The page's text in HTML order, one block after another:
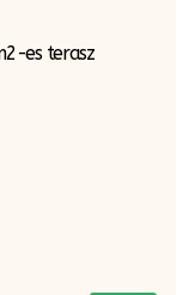
es terasz